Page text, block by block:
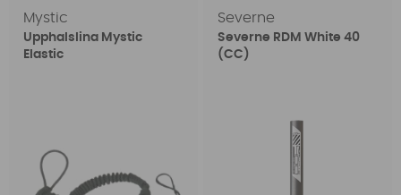
Mystic
Upphalslina Mystic
Elastic
Severne
Severne RDM White 40
(CC)